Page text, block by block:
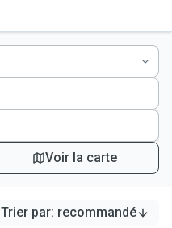
Voir la carte
Trier par: recommandé